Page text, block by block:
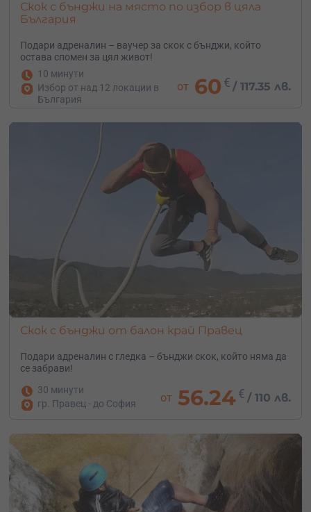
Скок с бънджи на място по избор в цяла
България
Подари адреналин – ваучер за скок с бънджи, който
остава спомен за цял живот!
10 минути
Избор от над 12 локации в
България
от 60 € /117.35 лв.
Скок с бънджи от балон край Правец
Подари адреналин с гледка – бънджи скок, който няма да
се забрави!
30 минути
гр. Правец - до София
от 56.24€ / 110 лв.